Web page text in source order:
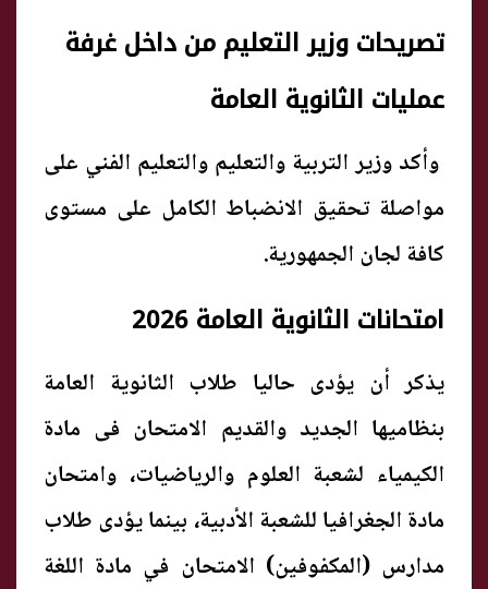
تصريحات وزير التعليم من داخل غرفة
عمليات الثانوية العامة
وأكد وزير التربية والتعليم والتعليم الفني على
مواصلة تحقيق الانضباط الكامل على مستوى
كافة لجان الجمهورية.
امتحانات الثانوية العامة 2026
يذكر أن يؤدى حاليا طلاب الثانوية العامة
بنظاميها الجديد والقديم الامتحان فى مادة
الكيمياء لشعبة العلوم والرياضيات، وامتحان
مادة الجغرافيا للشعبة الأدبية، بينما يؤدى طلاب
مدارس (المكفوفين) الامتحان في مادة اللغة